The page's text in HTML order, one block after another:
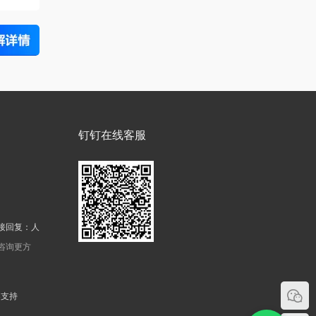
回复：人
询更方
钉钉在线客服
持